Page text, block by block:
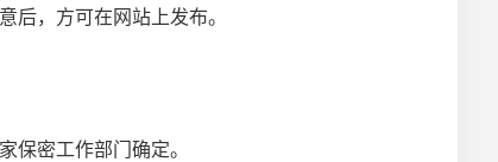
，方可在网站上发布。
密工作部门确定。